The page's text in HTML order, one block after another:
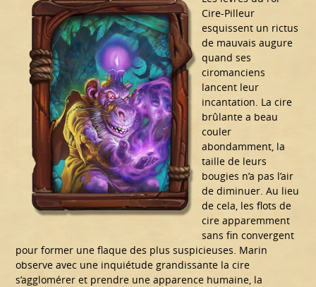
Cire-Pilleur
esquissent un rictus
de mauvais augure
quand ses
ciromanciens
lancent leur
incantation. La cire
brûlante a beau
couler
abondamment, la
taille de leurs
bougies n’a pas l’air
de diminuer. Au lieu
de cela, les flots de
cire apparemment
sans fin convergent
pour former une flaque des plus suspicieuses. Marin
observe avec une inquiétude grandissante la cire
s’agglomérer et prendre une apparence humaine, la